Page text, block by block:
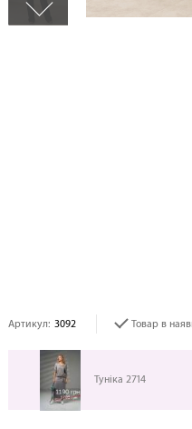
Артикул: 3092 Товар в
Туніка 2714